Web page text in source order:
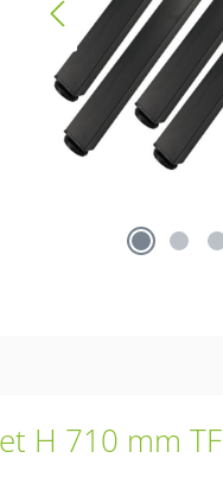
H 710 mm